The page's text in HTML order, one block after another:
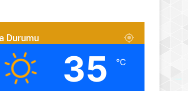
Durumu
35 ℃